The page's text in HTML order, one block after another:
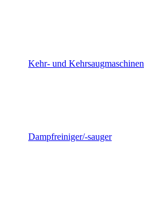
Kehr- und Kehrsaugmaschinen
Dampfreiniger/-sauger